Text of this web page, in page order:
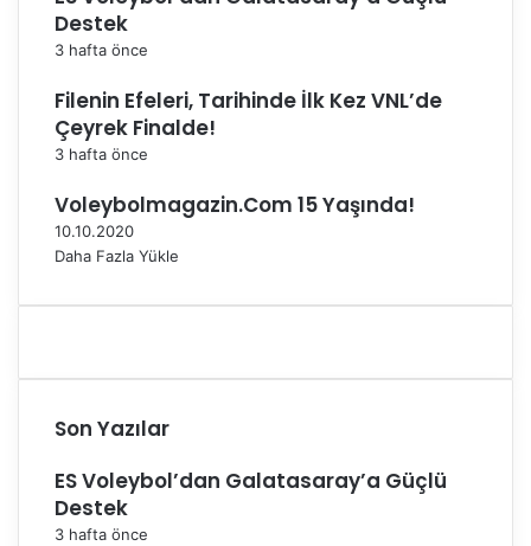
l
e
d
r
m
Destek
3 hafta önce
Filenin Efeleri, Tarihinde İlk Kez VNL’de
Çeyrek Finalde!
3 hafta önce
Voleybolmagazin.Com 15 Yaşında!
10.10.2020
Daha Fazla Yükle
Son Yazılar
ES Voleybol’dan Galatasaray’a Güçlü
Destek
3 hafta önce